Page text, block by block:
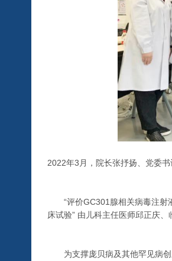
2022年3月，院长张抒扬、党委
“评价GC301腺相关病毒注射液
床试验” 由儿科主任医师邱正庆
为支撑庞贝病及其他罕见病创